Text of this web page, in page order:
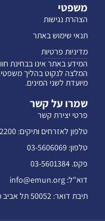
משפטי
הצהרת נגישות
תנאי שימוש באתר
מדיניות פרטיות
המידע באתר אינו בבחינת
המלצה לנקוט בהליך
מיועדת לשני המינים.
שמרו על קשר
פרטי יצירת קשר
טלפון לאזרחים ותיקים: 074-7002200
טלפון: 03-5606069
פקס. 03-5601384
דוא"ל: info@emun.org
תיבת דואר: 50052 תל אביב מיקוד 68125